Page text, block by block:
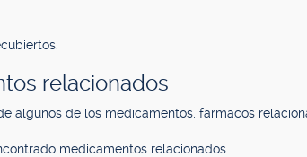
relacionados
algunos de los medicamentos, fármacos
medicamentos relacionados.